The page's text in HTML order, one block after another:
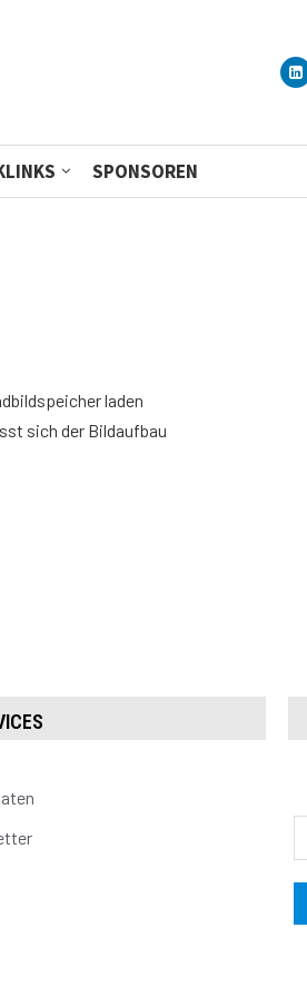
SPONSOREN
laden
sich der Bildaufbau